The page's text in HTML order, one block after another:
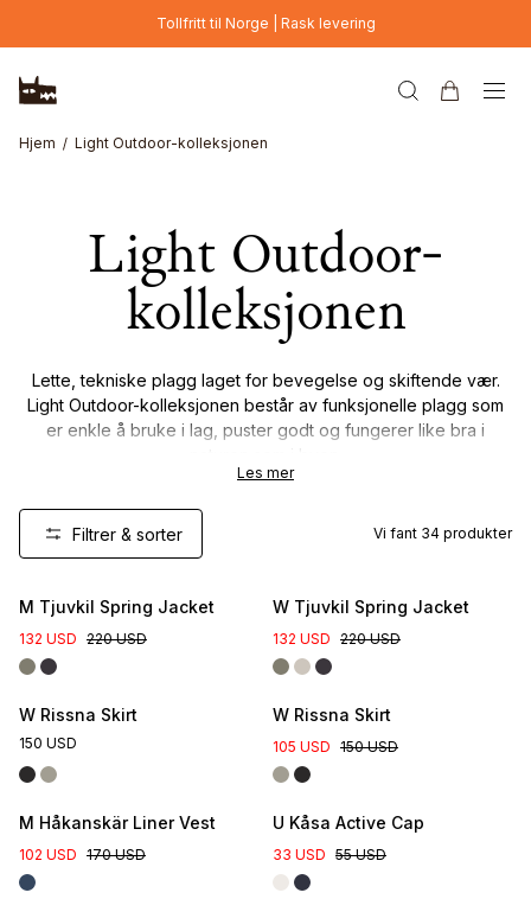
Hopp til hovedinnholdTollfritt til Norge | Rask levering
Hjem Light Outdoor-kolleksjonen
Light Outdoor-
kolleksjonen
Lette, tekniske plagg laget for bevegelse og skiftende vær.
Light Outdoor-kolleksjonen består av funksjonelle plagg som
er enkle å bruke i lag, puster godt og fungerer like bra i
naturen som i byen.
Designet for å tilpasse seg – uten unødvendig vekt.
Les mer
Filtrer & sorter Vi fant 34 produkter
New Colour
M Tjuvkil Spring Jacket
132 USD 220 USD
W Tjuvkil Spring Jacket
132 USD 220 USD
W Rissna Skirt
150 USD
W Rissna Skirt
105 USD 150 USD
M Håkanskär Liner Vest
102 USD 170 USD
U Kåsa Active Cap
33 USD 55 USD